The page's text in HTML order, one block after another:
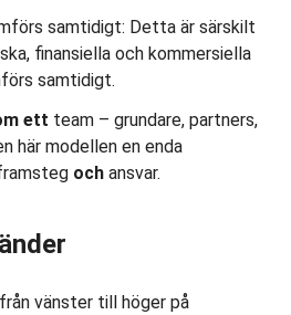
samtidigt: Detta är särskilt
finansiella och kommersiella
samtidigt.
ett team – grundare, partners,
här modellen en enda
och ansvar.
vänster till höger på